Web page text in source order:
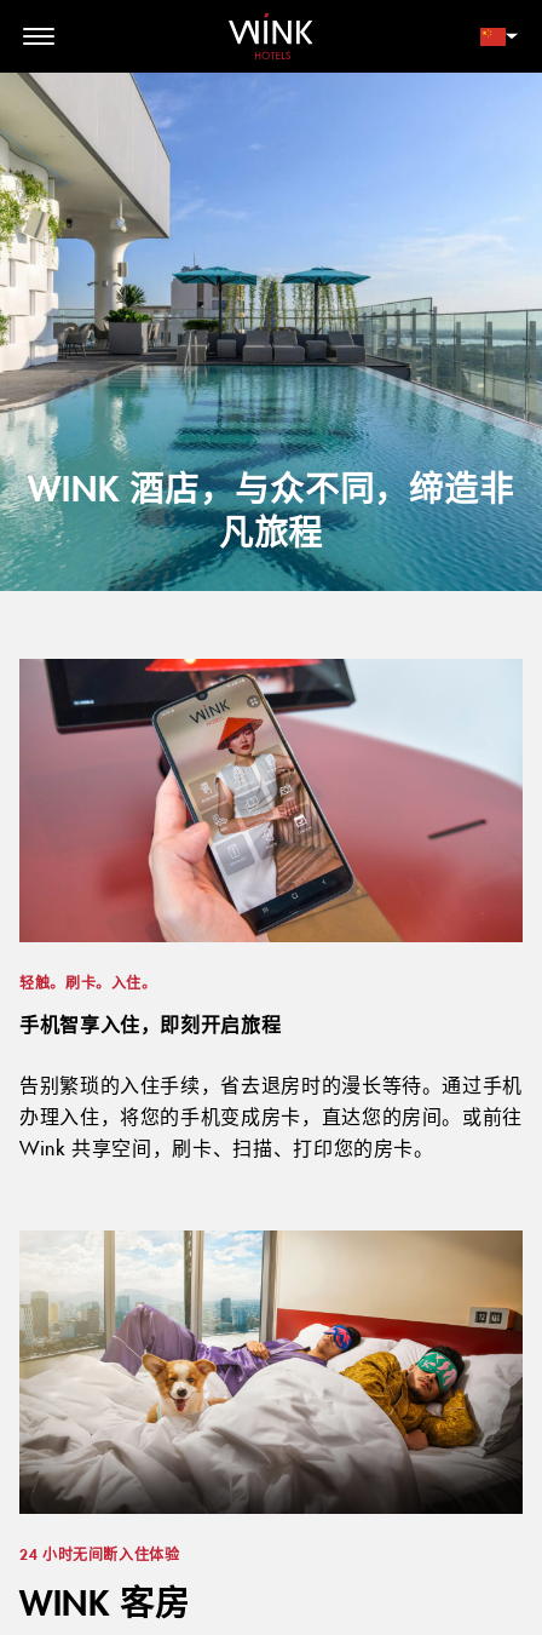
// toolbar-mobile position-fixed bottom-0 left-0 z-30 w-full
d-block d-lg-none
会员登录
WINK 酒店，与众不同，缔造非
凡旅程
轻触。刷卡。入住。
手机智享入住，即刻开启旅程
告别繁琐的入住手续，省去退房时的漫长等待。通过手机
办理入住，将您的手机变成房卡，直达您的房间。或前往
Wink 共享空间，刷卡、扫描、打印您的房卡。
24 小时无间断入住体验
WINK 客房